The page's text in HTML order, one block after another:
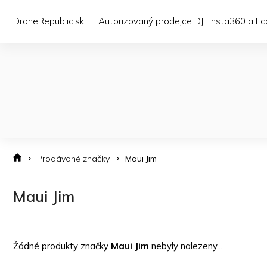
DroneRepublic.sk Autorizovaný prodejce DJI, Insta360 a
Prodávané značky Maui Jim
Maui Jim
Žádné produkty značky Maui Jim nebyly nalezeny...